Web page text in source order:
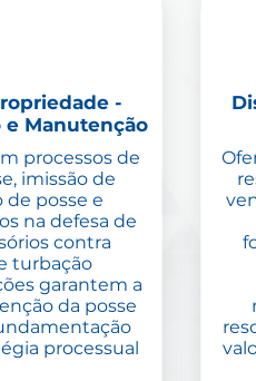
-
e Manutenção
processos de
imissão de
de posse e
na defesa de
contra
turbação
garantem a
da posse
processual